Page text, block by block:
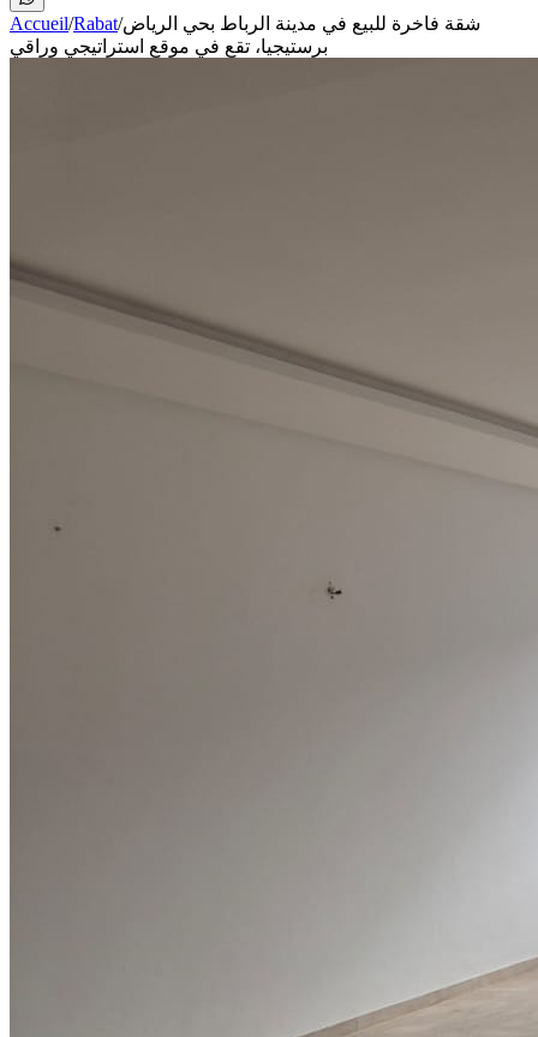
Accueil/Rabat/شقة فاخرة للبيع في مدينة الرباط بحي الرياض
برستيجيا، تقع في موقع استراتيجي وراقي